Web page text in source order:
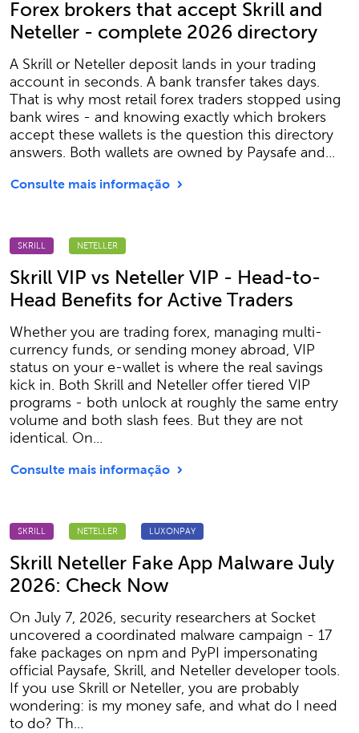
Forex brokers that accept Skrill and
Neteller - complete 2026 directory
A Skrill or Neteller deposit lands in your trading
account in seconds. A bank transfer takes days.
That is why most retail forex traders stopped using
bank wires - and knowing exactly which brokers
accept these wallets is the question this directory
answers. Both wallets are owned by Paysafe and...
Consulte mais informação
SKRILL NETELLER
Skrill VIP vs Neteller VIP - Head-to-
Head Benefits for Active Traders
Whether you are trading forex, managing multi-
currency funds, or sending money abroad, VIP
status on your e-wallet is where the real savings
kick in. Both Skrill and Neteller offer tiered VIP
programs - both unlock at roughly the same entry
volume and both slash fees. But they are not
identical. On...
Consulte mais informação
SKRILL NETELLER LUXONPAY
Skrill Neteller Fake App Malware July
2026: Check Now
On July 7, 2026, security researchers at Socket
uncovered a coordinated malware campaign - 17
fake packages on npm and PyPI impersonating
official Paysafe, Skrill, and Neteller developer tools.
If you use Skrill or Neteller, you are probably
wondering: is my money safe, and what do I need
to do? Th...